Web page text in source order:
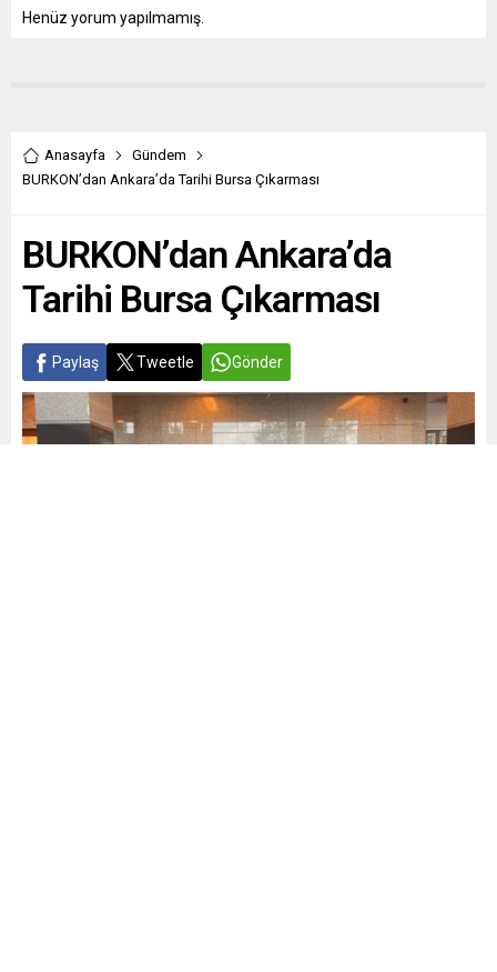
Henüz yorum yapılmamış.
Anasayfa
Gündem
BURKON’dan Ankara’da Tarihi Bursa Çıkarması
BURKON’dan Ankara’da
Tarihi Bursa Çıkarması
Paylaş Tweetle Gönder